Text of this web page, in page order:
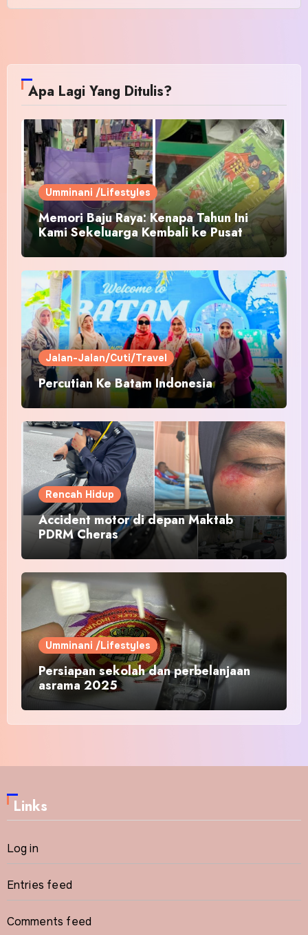
Apa Lagi Yang Ditulis?
Umminani /Lifestyles
Memori Baju Raya: Kenapa Tahun Ini
Kami Sekeluarga Kembali ke Pusat
Pakaian Hari-Hari?
Jalan-Jalan/Cuti/Travel
Percutian Ke Batam Indonesia
Rencah Hidup
Accident motor di depan Maktab
PDRM Cheras
Umminani /Lifestyles
Persiapan sekolah dan perbelanjaan
asrama 2025
Links
Log in
Entries feed
Comments feed